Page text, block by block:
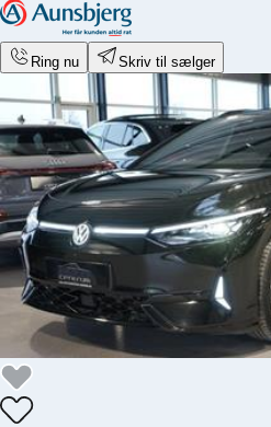
Ring nu Skriv til sælger